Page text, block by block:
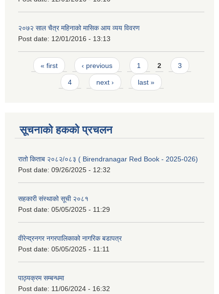
२०७२ साल चैत्र महिनाको मासिक आय व्यय विवरण
Post date: 12/01/2016 - 13:13
Pages
« first ‹ previous 1 2 3
4 next › last »
सूचनाको हकको प्रचलन
रातो किताब २०८२/०८३ ( Birendranagar Red Book - 2025-026)
Post date: 09/26/2025 - 12:32
सहकारी संस्थाको सूची २०८१
Post date: 05/05/2025 - 11:29
वीरेन्द्रनगर नगरपालिकाको नागरिक बडापत्र
Post date: 05/05/2025 - 11:11
पाठ्यक्रम सम्बन्धमा
Post date: 11/06/2024 - 16:32